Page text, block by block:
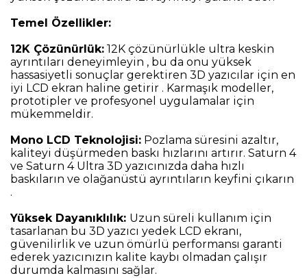
Temel Özellikler:
12K Çözünürlük: 12K çözünürlükle ultra keskin
ayrıntıları deneyimleyin , bu da onu yüksek
hassasiyetli sonuçlar gerektiren 3D yazıcılar için en
iyi LCD ekran haline getirir . Karmaşık modeller,
prototipler ve profesyonel uygulamalar için
mükemmeldir.
Mono LCD Teknolojisi: Pozlama süresini azaltır,
kaliteyi düşürmeden baskı hızlarını artırır. Saturn 4
ve Saturn 4 Ultra 3D yazıcınızda daha hızlı
baskıların ve olağanüstü ayrıntıların keyfini çıkarın
.
Yüksek Dayanıklılık: Uzun süreli kullanım için
tasarlanan bu 3D yazıcı yedek LCD ekranı,
güvenilirlik ve uzun ömürlü performansı garanti
ederek yazıcınızın kalite kaybı olmadan çalışır
durumda kalmasını sağlar.